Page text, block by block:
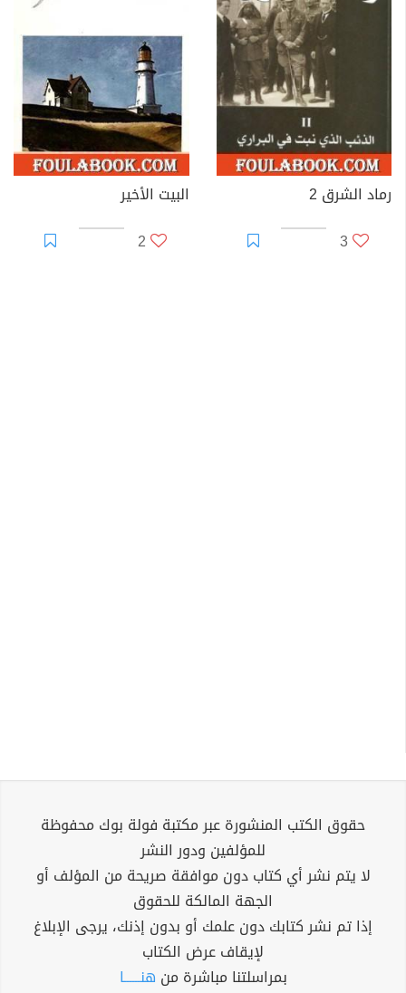
رماد الشرق 2
3
البيت الأخير
2
حقوق الكتب المنشورة عبر مكتبة فولة بوك محفوظة
للمؤلفين ودور النشر
لا يتم نشر أي كتاب دون موافقة صريحة من المؤلف أو
الجهة المالكة للحقوق
إذا تم نشر كتابك دون علمك أو بدون إذنك، يرجى الإبلاغ
لإيقاف عرض الكتاب
بمراسلتنا مباشرة من هنــــــا